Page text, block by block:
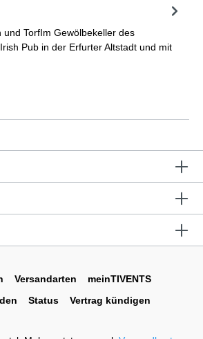
und TorfIm Gewölbekeller des
Pub in der Erfurter Altstadt und mit
Versandarten
meinTIVENTS
Status Vertrag kündigen